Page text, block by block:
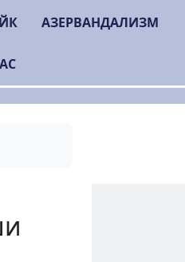
АЗЕРВАНДАЛИЗМ